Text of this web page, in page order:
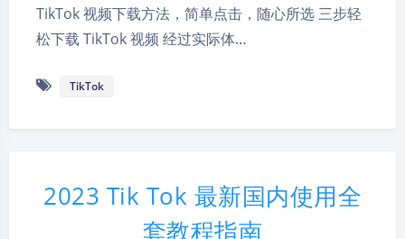
Sans Serif Serif
TikTok 视频下载方法，简单点击，随心所选 三步轻
松下载 TikTok 视频 经过实际体…
TikTok
2023 Tik Tok 最新国内使用全
套教程指南